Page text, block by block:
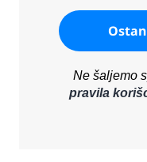
Ne šaljemo
pravila